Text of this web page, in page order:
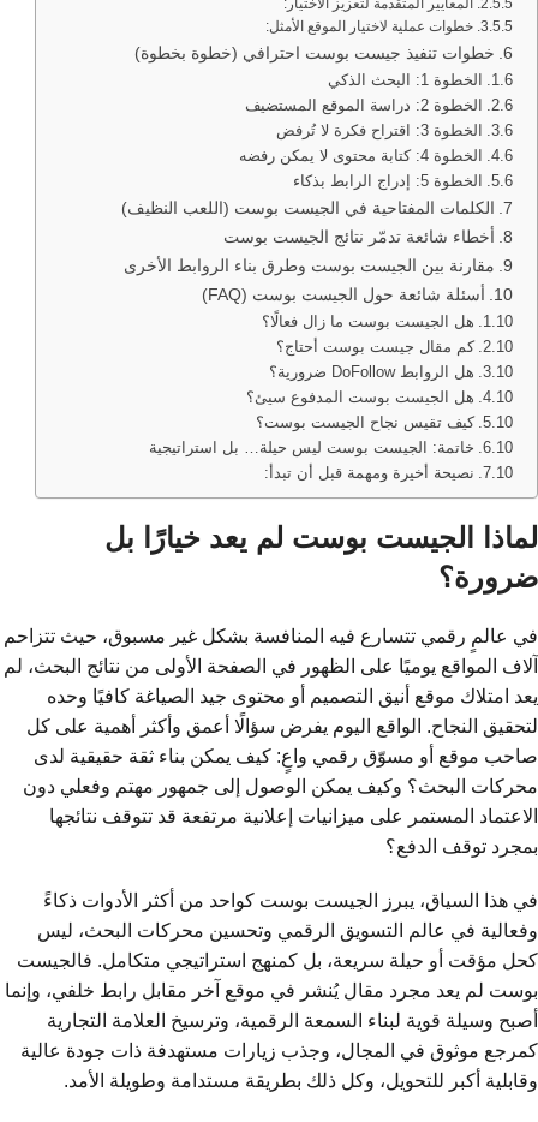
خطوات عملية لاختيار الموقع الأمثل:
خطوات تنفيذ جيست بوست احترافي (خطوة بخطوة)
الخطوة 1: البحث الذكي
الخطوة 2: دراسة الموقع المستضيف
الخطوة 3: اقتراح فكرة لا تُرفض
الخطوة 4: كتابة محتوى لا يمكن رفضه
الخطوة 5: إدراج الرابط بذكاء
الكلمات المفتاحية في الجيست بوست (اللعب النظيف)
أخطاء شائعة تدمّر نتائج الجيست بوست
مقارنة بين الجيست بوست وطرق بناء الروابط الأخرى
أسئلة شائعة حول الجيست بوست (FAQ)
هل الجيست بوست ما زال فعالًا؟
كم مقال جيست بوست أحتاج؟
هل الروابط DoFollow ضرورية؟
هل الجيست بوست المدفوع سيئ؟
كيف تقيس نجاح الجيست بوست؟
خاتمة: الجيست بوست ليس حيلة… بل استراتيجية
نصيحة أخيرة ومهمة قبل أن تبدأ:
لماذا الجيست بوست لم يعد خيارًا بل
ضرورة؟
في عالمٍ رقمي تتسارع فيه المنافسة بشكل غير مسبوق، حيث تتزاحم
آلاف المواقع يوميًا على الظهور في الصفحة الأولى من نتائج البحث، لم
يعد امتلاك موقع أنيق التصميم أو محتوى جيد الصياغة كافيًا وحده
لتحقيق النجاح. الواقع اليوم يفرض سؤالًا أعمق وأكثر أهمية على كل
صاحب موقع أو مسوّق رقمي واعٍ: كيف يمكن بناء ثقة حقيقية لدى
محركات البحث؟ وكيف يمكن الوصول إلى جمهور مهتم وفعلي دون
الاعتماد المستمر على ميزانيات إعلانية مرتفعة قد تتوقف نتائجها
بمجرد توقف الدفع؟
في هذا السياق، يبرز الجيست بوست كواحد من أكثر الأدوات ذكاءً
وفعالية في عالم التسويق الرقمي وتحسين محركات البحث، ليس
كحل مؤقت أو حيلة سريعة، بل كمنهج استراتيجي متكامل. فالجيست
بوست لم يعد مجرد مقال يُنشر في موقع آخر مقابل رابط خلفي، وإنما
أصبح وسيلة قوية لبناء السمعة الرقمية، وترسيخ العلامة التجارية
كمرجع موثوق في المجال، وجذب زيارات مستهدفة ذات جودة عالية
وقابلية أكبر للتحويل، وكل ذلك بطريقة مستدامة وطويلة الأمد.